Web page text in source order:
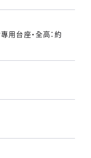
用台座・全高：約